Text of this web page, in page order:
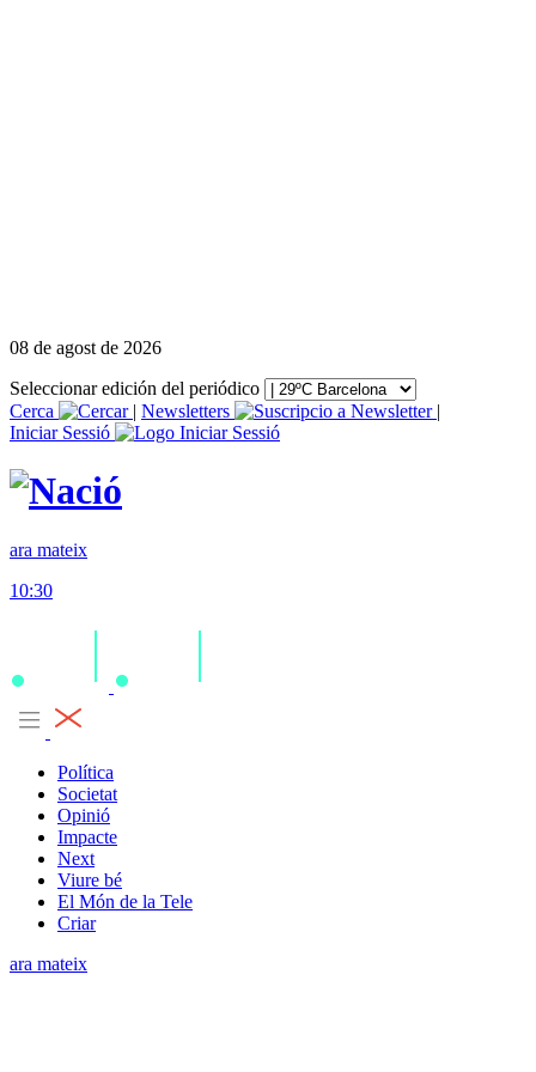
08 de agost de 2026
Seleccionar edición del periódico
Cerca
| Newsletters
|
Iniciar Sessió
ara mateix
10:30
Política
Societat
Opinió
Impacte
Next
Viure bé
El Món de la Tele
Criar
ara mateix